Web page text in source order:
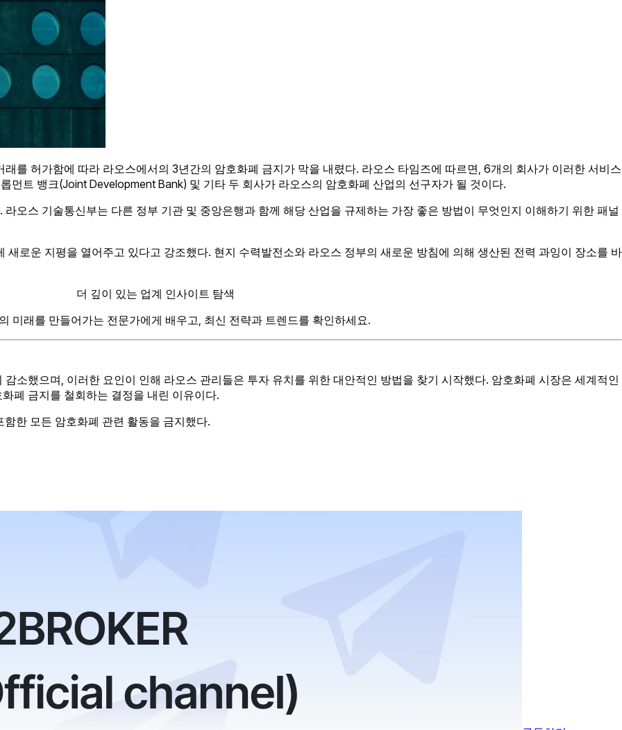
를 허가함에 따라 라오스에서의 3년간의 암호화폐 금지가 막을 내렸다. 라오스 타임즈에 따르면, 6개의 회사가 이러한 서비스
먼트 뱅크(Joint Development Bank) 및 기타 두 회사가 라오스의 암호화폐 산업의 선구자가 될 것이다.
오스 기술통신부는 다른 정부 기관 및 중앙은행과 함께 해당 산업을 규제하는 가장 좋은 방법이 무엇인지 이해하기 위한 패널
로운 지평을 열어주고 있다고 강조했다. 현지 수력발전소와 라오스 정부의 새로운 방침에 의해 생산된 전력 과잉이 장소를 바
더 깊이 있는 업계 인사이트 탐색
미래를 만들어가는 전문가에게 배우고, 최신 전략과 트렌드를 확인하세요.
소했으며, 이러한 요인이 인해 라오스 관리들은 투자 유치를 위한 대안적인 방법을 찾기 시작했다. 암호화폐 시장은 세계적인
폐 금지를 철회하는 결정을 내린 이유이다.
한 모든 암호화폐 관련 활동을 금지했다.